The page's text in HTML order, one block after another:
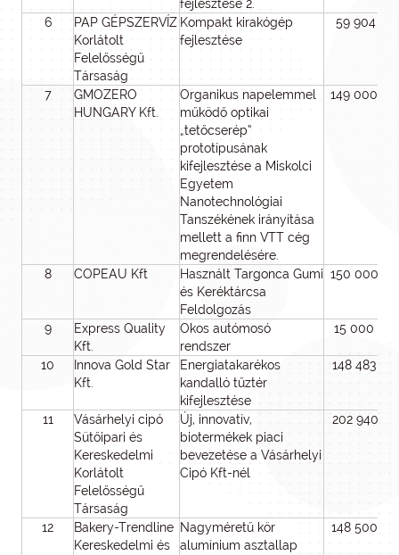
fejlesztése 2.
6
PAP GÉPSZERVÍZ
Korlátolt
Felelősségű
Társaság
Kompakt kirakógép
fejlesztése
59 904 501
7
GMOZERO
HUNGARY Kft.
Organikus napelemmel
működő optikai
„tetőcserép”
prototípusának
kifejlesztése a Miskolci
Egyetem
Nanotechnológiai
Tanszékének irányítása
mellett a finn VTT cég
megrendelésére.
149 000
8 COPEAU Kft
Használt Targonca Gumi
és Keréktárcsa
Feldolgozás
150 000
9
Express Quality
Kft.
Okos autómosó
rendszer
15 000
10
Innova Gold Star
Kft.
Energiatakarékos
kandalló tűztér
kifejlesztése
148 483
11
Vásárhelyi cipó
Sütőipari és
Kereskedelmi
Korlátolt
Felelősségű
Társaság
Új, innovatív,
biotermékek piaci
bevezetése a Vásárhelyi
Cipó Kft-nél
202 940
12
Bakery-Trendline
Kereskedelmi és
Nagyméretű kör
alumínium asztallap
148 500